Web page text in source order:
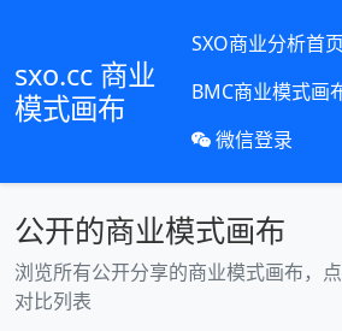
sxo.cc 商业
模式画布
SXO商业分析首页
BMC商业模式画
微信登录
公开的商业模式画布
浏览所有公开分享的商业模式画布，
对比列表